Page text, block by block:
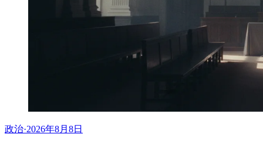
政治·2026年8月8日